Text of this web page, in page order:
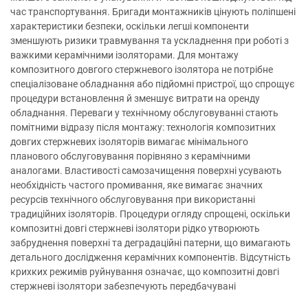
час транспортування. Бригади монтажників цінують поліпшені
характеристики безпеки, оскільки легші компоненти
зменшують ризики травмування та ускладнення при роботі з
важкими керамічними ізоляторами. Для монтажу
композитного довгого стержневого ізолятора не потрібне
спеціалізоване обладнання або підйомні пристрої, що спрощує
процедури встановлення й зменшує витрати на оренду
обладнання. Переваги у технічному обслуговуванні стають
помітними відразу після монтажу: технологія композитних
довгих стержневих ізоляторів вимагає мінімального
планового обслуговування порівняно з керамічними
аналогами. Властивості самозачищення поверхні усувають
необхідність частого промивання, яке вимагає значних
ресурсів технічного обслуговування при використанні
традиційних ізоляторів. Процедури огляду спрощені, оскільки
композитні довгі стержневі ізолятори рідко утворюють
забруднення поверхні та деградаційні патерни, що вимагають
детального дослідження керамічних компонентів. Відсутність
крихких режимів руйнування означає, що композитні довгі
стержневі ізолятори забезпечують передбачувані